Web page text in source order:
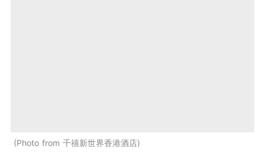
Photo from 千禧新世界香港酒店